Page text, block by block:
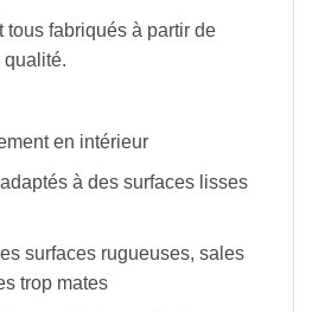
tous fabriqués à partir de
en intérieur
à des surfaces lisses
surfaces rugueuses, sales
trop mates